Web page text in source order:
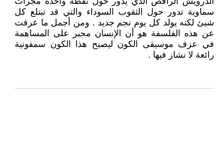
سماوية تدور حول الثقوب السوداء والتي قد تبتلع كل
شيئ لكنه يولد كل يوم نجم جديد . ومن أجمل ما عرفت
عن هذه الفلسفة هو أن الإنسان مجبر على المساهمة
في عزف موسيقى الكون ليصبح هذا الكون سمفونية
رائعة لا نشاز فيها .